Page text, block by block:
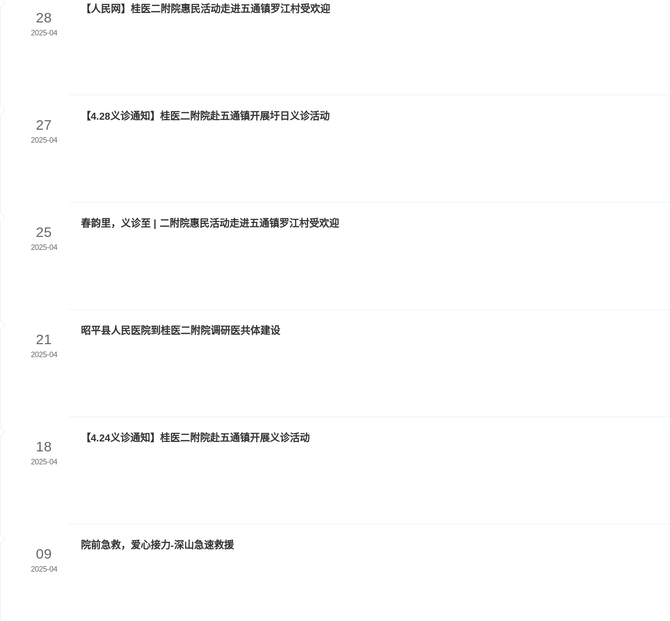
28
2025-04
【人民网】桂医二附院惠民活动走进五通镇罗江村受欢迎
27
2025-04
【4.28义诊通知】桂医二附院赴五通镇开展圩日义诊活动
25
2025-04
春韵里，义诊至 | 二附院惠民活动走进五通镇罗江村受欢迎
21
2025-04
昭平县人民医院到桂医二附院调研医共体建设
18
2025-04
【4.24义诊通知】桂医二附院赴五通镇开展义诊活动
09
2025-04
院前急救，爱心接力-深山急速救援